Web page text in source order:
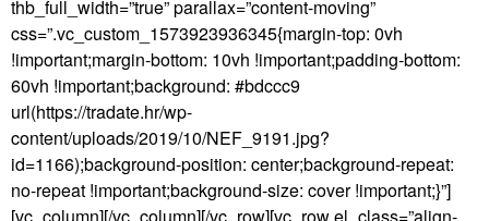
thb_full_width=”true” parallax=”content-moving”
css=”.vc_custom_1573923936345{margin-top: 0vh
!important;margin-bottom: 10vh !important;padding-bottom:
60vh !important;background: #bdccc9
url(https://tradate.hr/wp-
content/uploads/2019/10/NEF_9191.jpg?
id=1166);background-position: center;background-repeat:
no-repeat !important;background-size: cover !important;}”]